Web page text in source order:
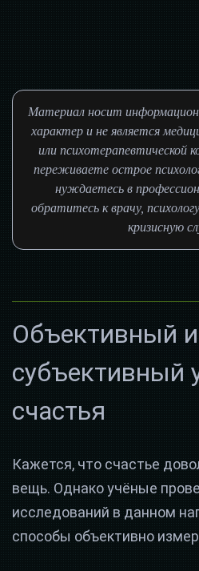
Материал носит
характер и не является
или психотерапевтической
переживаете острое
нуждаетесь в
обратитесь к врачу,
кризисную
Объективный и
субъективный
счастья
Кажется, что счастье
вещь. Однако учёные
исследований в данном
способы объективно